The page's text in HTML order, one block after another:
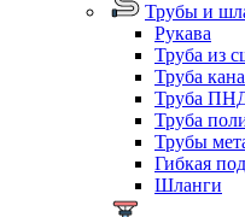
Трубы и
Рукава
Труба из
Труба
Труба
Труба
Трубы
Гибкая
Шланги